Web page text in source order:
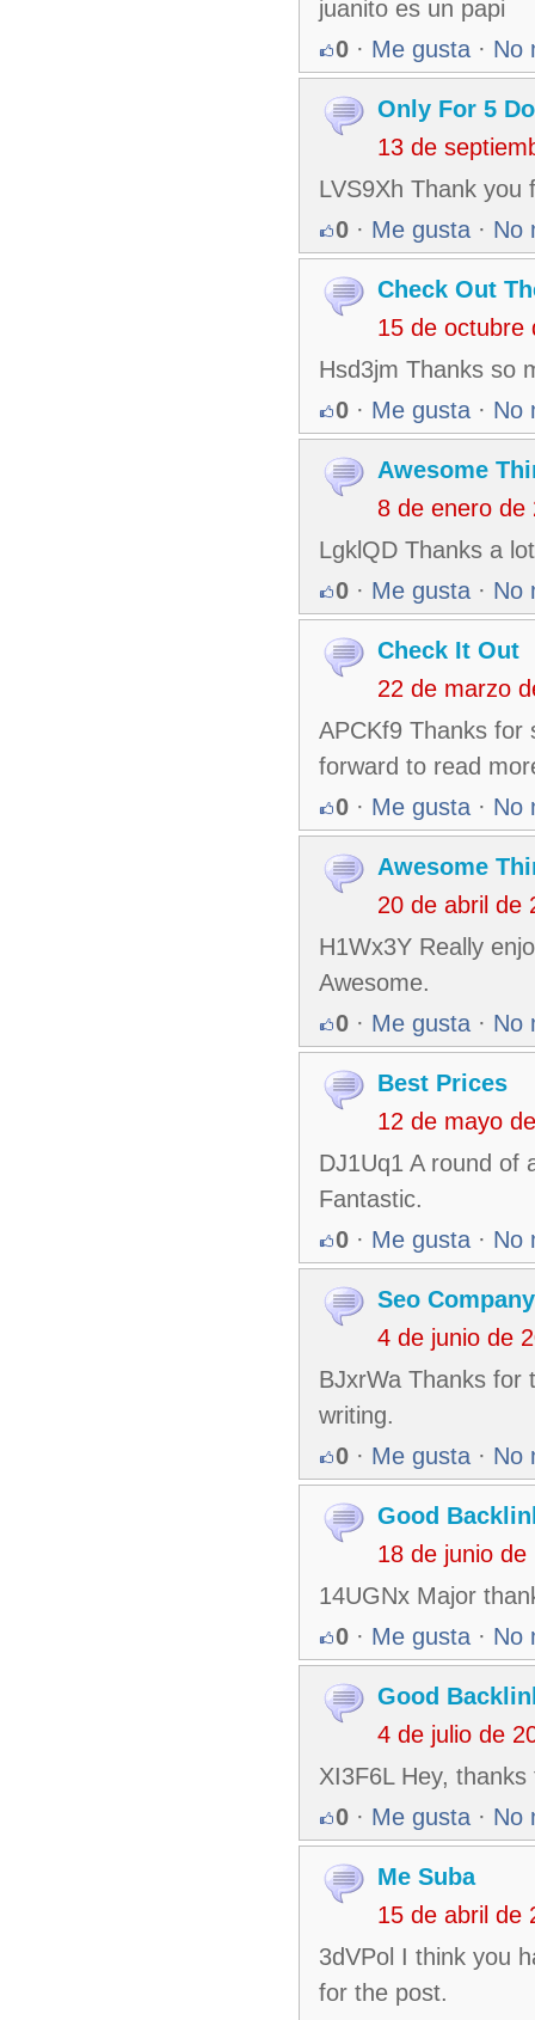
juanito es un papi
0 · Me gusta · No
Only For 5
13 de
LVS9Xh Thank you
0 · Me gusta · No
Check Out
15 de octubre
Hsd3jm Thanks so
0 · Me gusta · No
Awesome
8 de enero de
LgklQD Thanks a
0 · Me gusta · No
Check It Out
22 de marzo
APCKf9 Thanks for
forward to read
0 · Me gusta · No
Awesome
20 de abril de
H1Wx3Y Really
Awesome.
0 · Me gusta · No
Best Prices
12 de mayo
DJ1Uq1 A round of
Fantastic.
0 · Me gusta · No
Seo Company
4 de junio de
BJxrWa Thanks for
writing.
0 · Me gusta · No
Good
18 de junio
14UGNx Major
0 · Me gusta · No
Good
4 de julio de
XI3F6L Hey,
0 · Me gusta · No
Me Suba
15 de abril de
3dVPol I think you
for the post.